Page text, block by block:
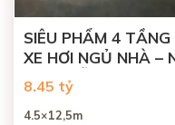
SIÊU PHẨM 4
XE HƠI NGỦ NHÀ –
x NGUYỄN OANH,
8.45 tỷ
4.5×12,5m